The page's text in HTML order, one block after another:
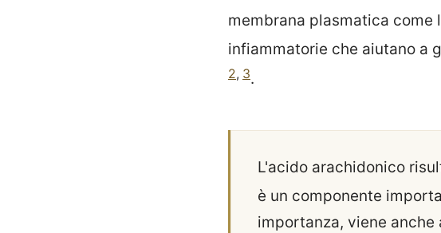
membrana plasmatica
infiammatorie che aiutano a
2, 3.
L'acido arachidonico
è un componente
importanza, viene